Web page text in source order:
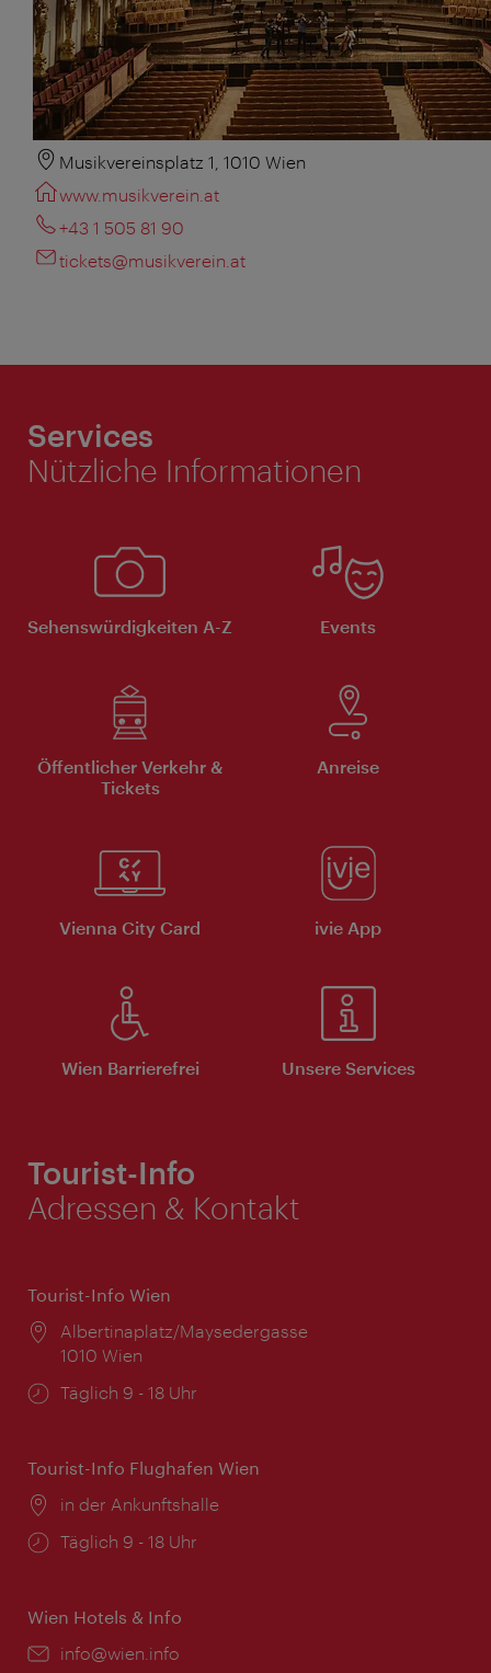
Musikvereinsplatz 1, 1010 Wien
www.musikverein.at
+43 1 505 81 90
tickets@musikverein.at
Services
Nützliche Informationen
Sehenswürdigkeiten A-Z Events
Öffentlicher Verkehr &
Tickets
Anreise
Vienna City Card ivie App
Wien Barrierefrei Unsere Services
Tourist-Info
Adressen & Kontakt
Tourist-Info Wien
Ort:
Albertinaplatz/Maysedergasse
1010 Wien
Öffnungszeiten:
Täglich 9 - 18 Uhr
Tourist-Info Flughafen Wien
Ort:
in der Ankunftshalle
Öffnungszeiten:
Täglich 9 - 18 Uhr
Wien Hotels & Info
Email:
info@wien.info